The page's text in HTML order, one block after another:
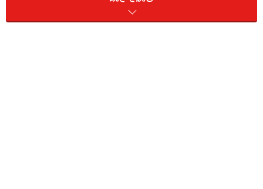
んが書かれた「ファンサイト マーケティング」では2年
以上前に既に口コミの重要性に関して語られています。